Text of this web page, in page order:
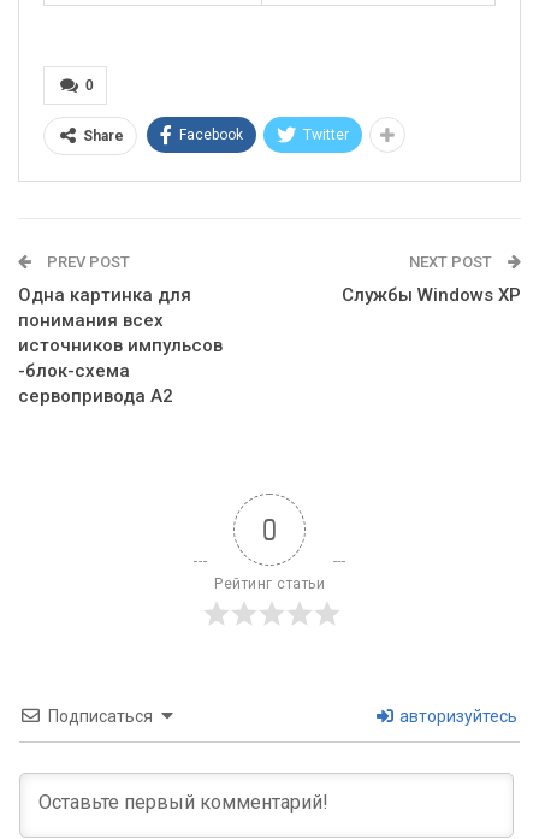
0
Share Facebook Twitter
PREV POST
Одна картинка для
понимания всех
источников импульсов
-блок-схема
сервопривода A2
NEXT POST
Службы Windows XP
0
Рейтинг статьи
Подписаться авторизуйтесь